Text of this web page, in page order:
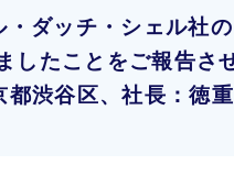
ッチ・シェル社
したことをご報告さ
渋谷区、社長：徳